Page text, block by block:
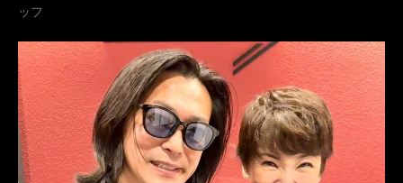
Tuxedo Atelier ROSSO NERO
レンタルタキシード東京 タキシード東京 着物ドレス
ダイアモンドユカイ ファッションショー タキシードドレス
キモノドレス 波多晋 大阪・関西万博 関野早也香
Expo2025大阪・関西万博FestivalStation
ッフ